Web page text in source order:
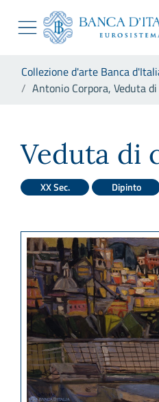
Skip to Main Content
Vai al sito istituzionale
Vai al menu di navigazione
Vai alla ricerca
Vai al footer
Collezione d'arte Banca
Antonio Corpora, Veduta
Veduta di
XX Sec. Dipinto